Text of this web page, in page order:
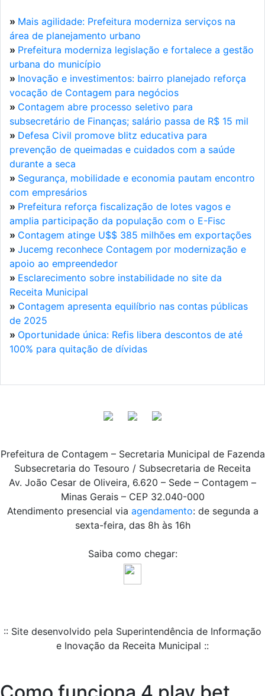
» Mais agilidade: Prefeitura moderniza serviços na
área de planejamento urbano
» Prefeitura moderniza legislação e fortalece a gestão
urbana do município
» Inovação e investimentos: bairro planejado reforça
vocação de Contagem para negócios
» Contagem abre processo seletivo para
subsecretário de Finanças; salário passa de R$ 15 mil
» Defesa Civil promove blitz educativa para
prevenção de queimadas e cuidados com a saúde
durante a seca
» Segurança, mobilidade e economia pautam encontro
com empresários
» Prefeitura reforça fiscalização de lotes vagos e
amplia participação da população com o E-Fisc
» Contagem atinge U$$ 385 milhões em exportações
» Jucemg reconhece Contagem por modernização e
apoio ao empreendedor
» Esclarecimento sobre instabilidade no site da
Receita Municipal
» Contagem apresenta equilíbrio nas contas públicas
de 2025
» Oportunidade única: Refis libera descontos de até
100% para quitação de dívidas
Prefeitura de Contagem – Secretaria Municipal de Fazenda
Subsecretaria do Tesouro / Subsecretaria de Receita
Av. João Cesar de Oliveira, 6.620 – Sede – Contagem –
Minas Gerais – CEP 32.040-000
Atendimento presencial via agendamento: de segunda a
sexta-feira, das 8h às 16h
Saiba como chegar:
:: Site desenvolvido pela Superintendência de Informação
e Inovação da Receita Municipal ::